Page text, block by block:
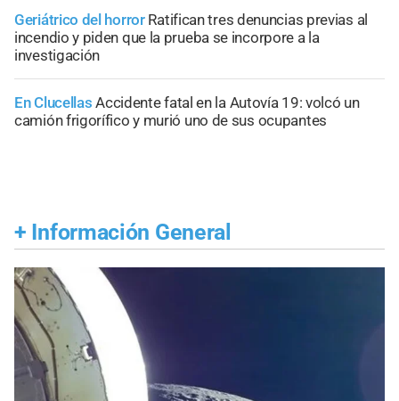
Geriátrico del horror Ratifican tres denuncias previas al
incendio y piden que la prueba se incorpore a la
investigación
En Clucellas Accidente fatal en la Autovía 19: volcó un
camión frigorífico y murió uno de sus ocupantes
+ Información General